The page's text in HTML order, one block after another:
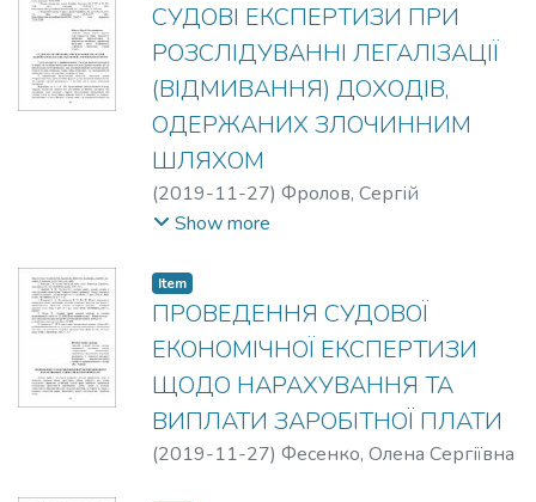
СУДОВІ ЕКСПЕРТИЗИ ПРИ
РОЗСЛІДУВАННІ ЛЕГАЛІЗАЦІЇ
(ВІДМИВАННЯ) ДОХОДІВ,
ОДЕРЖАНИХ ЗЛОЧИННИМ
ШЛЯХОМ
(2019-11-27) Фролов, Сергій
Олександрович
Show more
Item
ПРОВЕДЕННЯ СУДОВОЇ
ЕКОНОМІЧНОЇ ЕКСПЕРТИЗИ
ЩОДО НАРАХУВАННЯ ТА
ВИПЛАТИ ЗАРОБІТНОЇ ПЛАТИ
(2019-11-27) Фесенко, Олена Сергіївна